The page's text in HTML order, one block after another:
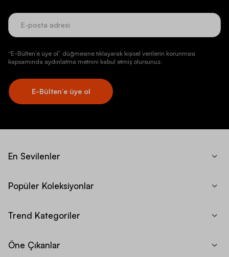
“E-Bülten’e üye ol” düğmesine tıklayarak kişisel verilerin korunması
kapsamında aydınlatma metnini kabul etmiş olursunuz.
E-Bülten’e üye ol
En Sevilenler
Popüler Koleksiyonlar
Trend Kategoriler
Öne Çıkanlar